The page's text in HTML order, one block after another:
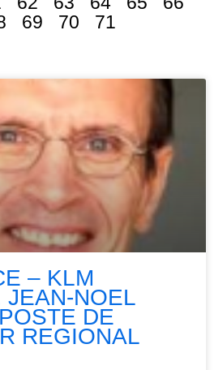
69 70 71
– KLM
JEAN-NOEL
DE
REGIONAL